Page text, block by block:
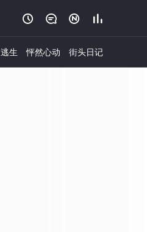
   
生 怦然心动 街头日记